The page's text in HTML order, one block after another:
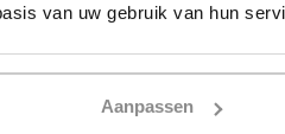
van uw gebruik van hun
Aanpassen